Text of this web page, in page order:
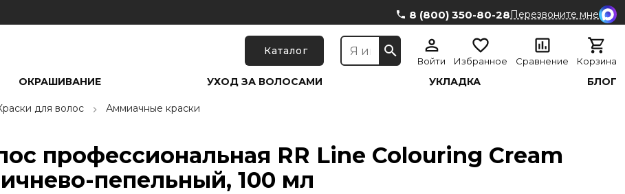
8 (800) 350-80-28Перезвоните мне
Каталог
Войти Избранное Сравнение Корзина
ОКРАШИВАНИЕ УХОД ЗА ВОЛОСАМИ УКЛАДКА БЛОГ
для волос Аммиачные краски
профессиональная RR Line Colouring Cream
пепельный, 100 мл